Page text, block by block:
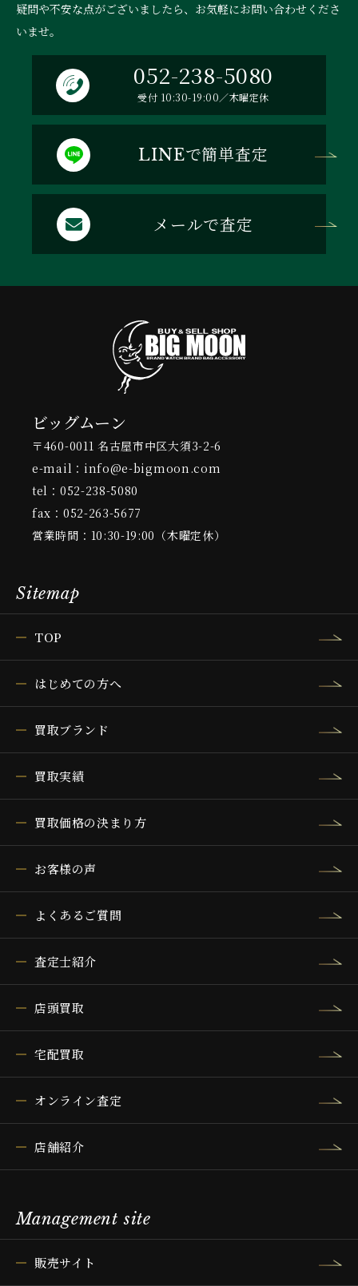
疑問や不安な点がございましたら、お気軽にお問い合わせくださ
いませ。
052-238-5080
受付 10:30-19:00／木曜定休
LINEで簡単査定
メールで査定
ビッグムーン
〒460-0011 名古屋市中区大須3-2-6
e-mail：info@e-bigmoon.com
tel：052-238-5080
fax：052-263-5677
営業時間：10:30-19:00（木曜定休）
Sitemap
TOP
はじめての方へ
買取ブランド
買取実績
買取価格の決まり方
お客様の声
よくあるご質問
査定士紹介
店頭買取
宅配買取
オンライン査定
店舗紹介
Management site
販売サイト